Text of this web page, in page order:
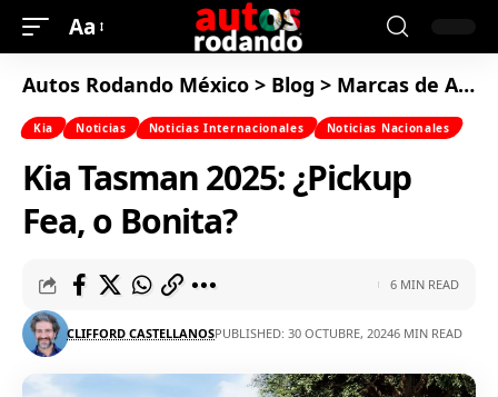
Aa
Autos Rodando México > Blog > Marcas de Autos
Kia Noticias Noticias Internacionales Noticias Nacionales
Kia Tasman 2025: ¿Pickup
Fea, o Bonita?
CLIFFORD CASTELLANOSPUBLISHED: 30 OCTUBRE, 20246 MIN READ
6 MIN READ